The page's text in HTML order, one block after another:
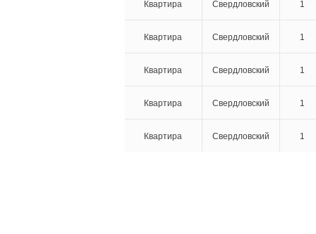
Квартира Свердловский 1
Квартира Свердловский 1
Квартира Свердловский 1
Квартира Свердловский 1
Квартира Свердловский 1